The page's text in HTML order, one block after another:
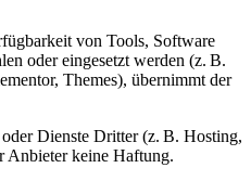
von Tools, Software
oder eingesetzt werden (z. B.
Themes), übernimmt der
Dienste Dritter (z. B. Hosting,
Anbieter keine Haftung.